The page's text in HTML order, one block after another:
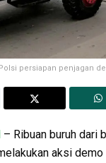
persiapan penjagan
– Ribuan buruh dari
aksi